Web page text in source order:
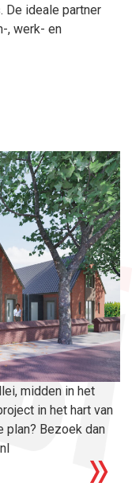
De ideale partner
, werk- en
midden in het
in het hart van
plan? Bezoek dan